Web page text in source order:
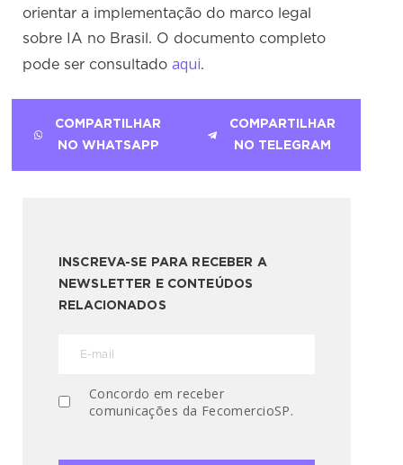
orientar a implementação do marco legal
sobre IA no Brasil. O documento completo
pode ser consultadoaqui.
COMPARTILHAR
NO WHATSAPP
COMPARTILHAR
NO TELEGRAM
INSCREVA-SE PARA RECEBER A
NEWSLETTER E CONTEÚDOS
RELACIONADOS
Concordo em receber
comunicações da FecomercioSP.